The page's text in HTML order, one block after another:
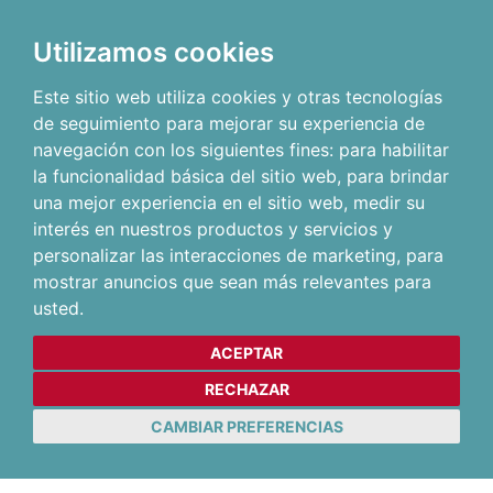
Utilizamos cookies
Este sitio web utiliza cookies y otras tecnologías
de seguimiento para mejorar su experiencia de
navegación con los siguientes fines: para habilitar
la funcionalidad básica del sitio web, para brindar
una mejor experiencia en el sitio web, medir su
interés en nuestros productos y servicios y
personalizar las interacciones de marketing, para
mostrar anuncios que sean más relevantes para
usted.
ACEPTAR
RECHAZAR
CAMBIAR PREFERENCIAS